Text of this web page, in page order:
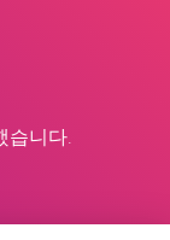
습니다.